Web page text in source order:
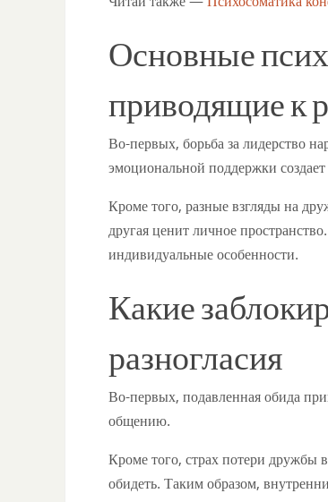
Основные
приводящие к
Во-первых, борьба за лидерство
эмоциональной поддержки
Кроме того, разные взгляды на
другая ценит личное
индивидуальные особенности.
Какие
разногласия
Во-первых, подавленная обида
общению.
Кроме того, страх потери дружбы
обидеть. Таким образом,